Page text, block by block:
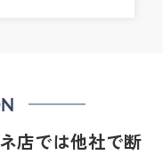
店では他社で断